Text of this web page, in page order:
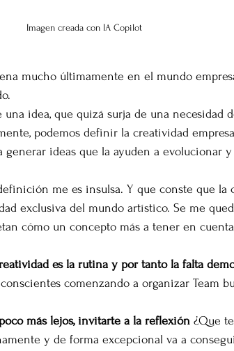
Imagen creada con IA Copilot
mucho últimamente en el mundo
idea, que quizá surja de una necesidad
podemos definir la creatividad
generar ideas que la ayuden a evolucionar
me es insulsa. Y que conste que la
exclusiva del mundo artístico. Se me
cómo un concepto más a tener en
es la rutina y por tanto la falta de
comenzando a organizar Team
más lejos, invitarte a la reflexión ¿Que
y de forma excepcional va a